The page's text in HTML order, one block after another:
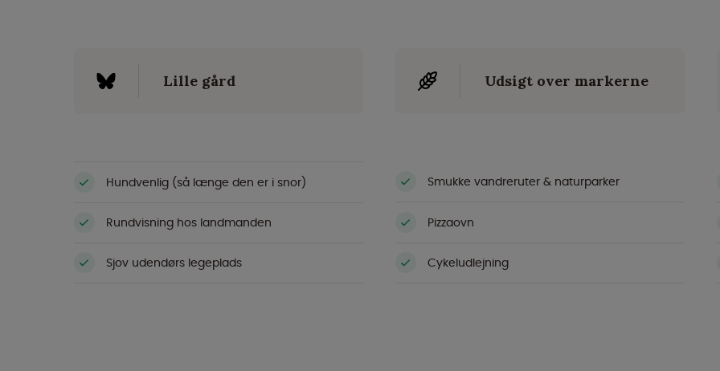
Lille gård Udsigt over markerne
Hundvenlig (så længe den er i snor) Smukke vandreruter & naturparker
Rundvisning hos landmanden Pizzaovn
Sjov udendørs legeplads Cykeludlejning